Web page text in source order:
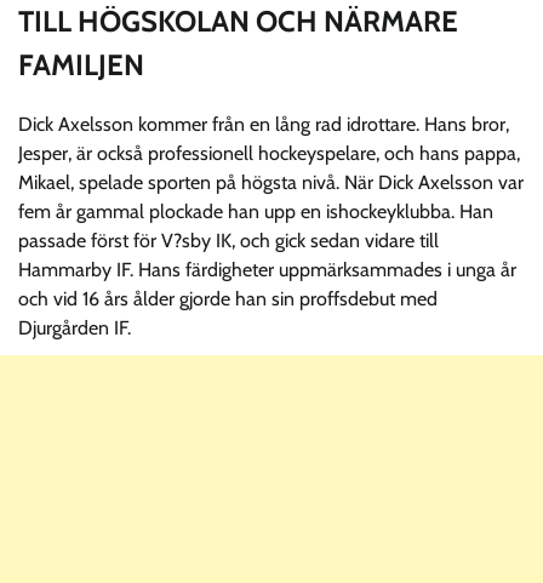
TILL HÖGSKOLAN OCH NÄRMARE
FAMILJEN
Dick Axelsson kommer från en lång rad idrottare. Hans bror,
Jesper, är också professionell hockeyspelare, och hans pappa,
Mikael, spelade sporten på högsta nivå. När Dick Axelsson var
fem år gammal plockade han upp en ishockeyklubba. Han
passade först för V?sby IK, och gick sedan vidare till
Hammarby IF. Hans färdigheter uppmärksammades i unga år
och vid 16 års ålder gjorde han sin proffsdebut med
Djurgården IF.